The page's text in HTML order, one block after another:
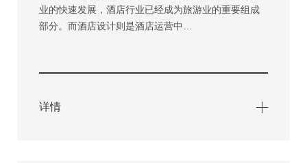
业的快速发展，酒店行业已经成为旅游业的重要组成
部分。而酒店设计则是酒店运营中…
详情